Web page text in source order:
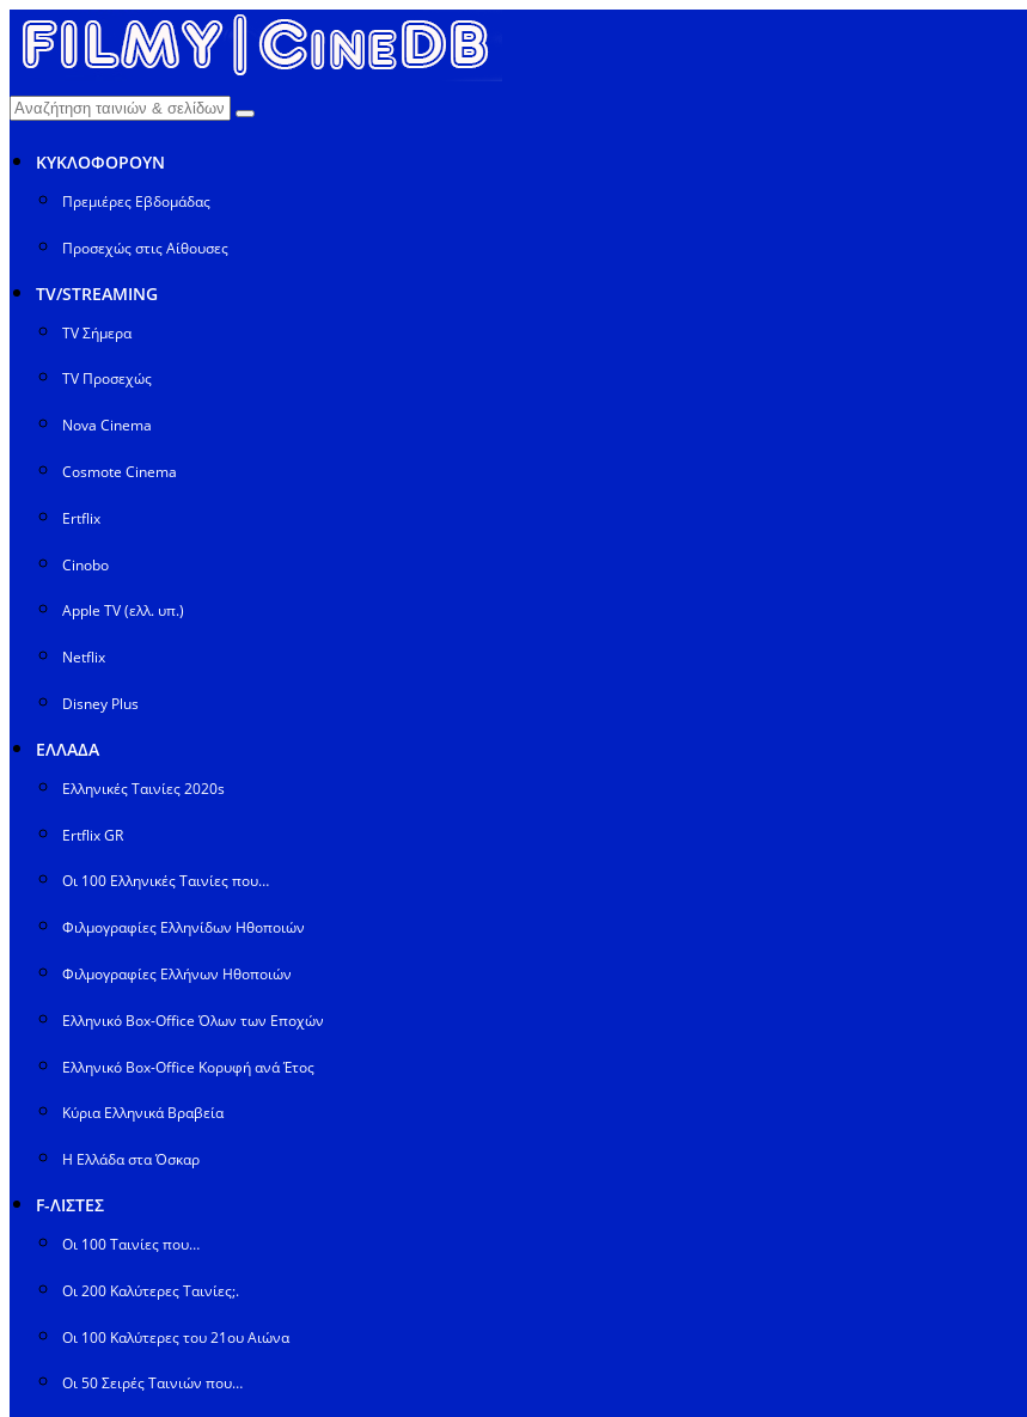
ΚΥΚΛΟΦΟΡΟΥΝ
Πρεμιέρες Εβδομάδας
Προσεχώς στις Αίθουσες
TV/STREAMING
TV Σήμερα
TV Προσεχώς
Nova Cinema
Cosmote Cinema
Ertflix
Cinobo
Apple TV (ελλ. υπ.)
Netflix
Disney Plus
ΕΛΛΑΔΑ
Ελληνικές Ταινίες 2020s
Ertflix GR
Οι 100 Ελληνικές Ταινίες που…
Φιλμογραφίες Ελληνίδων Ηθοποιών
Φιλμογραφίες Ελλήνων Ηθοποιών
Ελληνικό Box-Office Όλων των Εποχών
Ελληνικό Box-Office Κορυφή ανά Έτος
Κύρια Ελληνικά Βραβεία
Η Ελλάδα στα Όσκαρ
F-ΛΙΣΤΕΣ
Οι 100 Ταινίες που…
Οι 200 Καλύτερες Ταινίες;.
Οι 100 Καλύτερες του 21ου Αιώνα
Οι 50 Σειρές Ταινιών που…